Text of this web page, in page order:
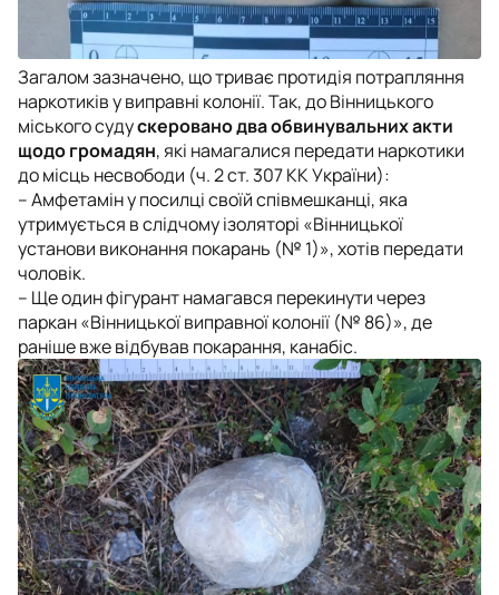
Загалом зазначено, що триває протидія потрапляння
наркотиків у виправні колонії. Так, до Вінницького
міського судускеровано два обвинувальних акти
щодо громадян, які намагалися передати наркотики
до місць несвободи (ч. 2 ст. 307 КК України):
– Амфетамін у посилці своїй співмешканці, яка
утримується в слідчому ізоляторі «Вінницької
установи виконання покарань (№ 1)», хотів передати
чоловік.
– Ще один фігурант намагався перекинути через
паркан «Вінницької виправної колонії (№ 86)», де
раніше вже відбував покарання, канабіс.